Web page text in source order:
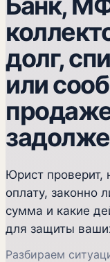
долг,
или
Юрист проверит,
оплату, законно
сумма и какие
для защиты
Разбираем